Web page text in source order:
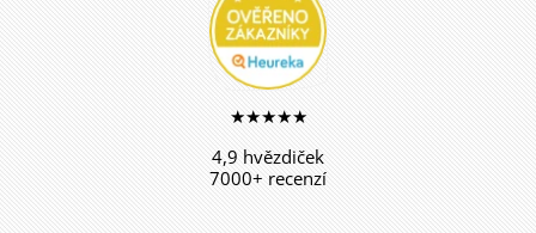
★★★★★
4,9 hvězdiček
7000+ recenzí